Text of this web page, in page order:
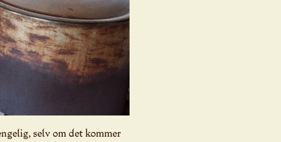
selv om det kommer